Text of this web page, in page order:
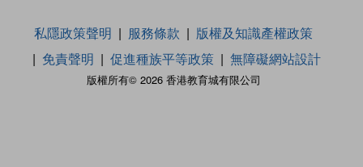
版權所有© 2026 香港教育城有限公司
私隱政策聲明 服務條款
版權及知識產權政策
免責聲明
促進種族平等政策 無障礙網站設計